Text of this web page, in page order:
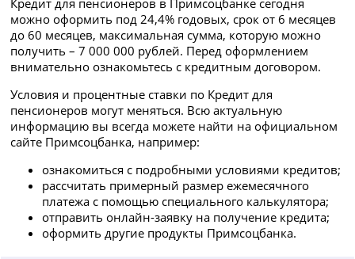
можно оформить под 24,4% годовых, срок от 6 месяцев
до 60 месяцев, максимальная сумма, которую можно
получить – 7 000 000 рублей. Перед оформлением
внимательно ознакомьтесь с кредитным договором.
Условия и процентные ставки по Кредит для
пенсионеров могут меняться. Всю актуальную
информацию вы всегда можете найти на официальном
сайте Примсоцбанка, например:
ознакомиться с подробными условиями кредитов;
рассчитать примерный размер ежемесячного
платежа с помощью специального калькулятора;
отправить онлайн-заявку на получение кредита;
оформить другие продукты Примсоцбанка.